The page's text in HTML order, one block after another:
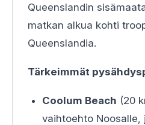
Queenslandin
matkan alkua kohti
Queenslandia.
Tärkeimmät
Coolum Beach (20
vaihtoehto Noosalle,